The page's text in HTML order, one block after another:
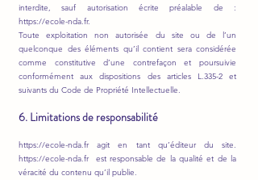
interdite, sauf autorisation écrite préalable de :
https://ecole-nda.fr.
Toute exploitation non autorisée du site ou de l’un
quelconque des éléments qu’il contient sera considérée
comme constitutive d’une contrefaçon et poursuivie
conformément aux dispositions des articles L.335-2 et
suivants du Code de Propriété Intellectuelle.
6. Limitations de responsabilité
https://ecole-nda.fr agit en tant qu’éditeur du site.
https://ecole-nda.fr est responsable de la qualité et de la
véracité du contenu qu’il publie.